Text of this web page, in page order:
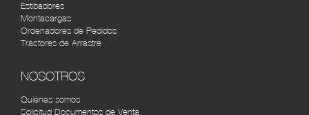
Estibadores
Montacargas
Ordenadores de Pedidos
Tractores de Arrastre
NOSOTROS
Quiénes somos
Solicitud Documentos de Venta